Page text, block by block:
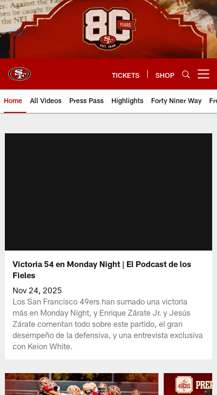
Skip
to
main
content
TICKETS SHOP
Home All Videos Press Pass Highlights Forty Niner Way
Victoria 54 en Monday Night | El Podcast de los
Fieles
Nov 24, 2025
Los San Francisco 49ers han sumado una victoria
más en Monday Night, y Enrique Zárate Jr. y Jesús
Zárate comentan todo sobre este partido, el gran
desempeño de la defensiva, y una entrevista exclusiva
con Keion White.